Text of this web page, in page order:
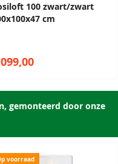
100 zwart/zwart
cm
gemonteerd door onze
voorraad